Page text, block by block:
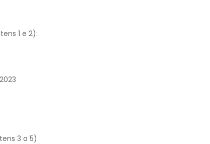
1 e 2):
3 a 5)